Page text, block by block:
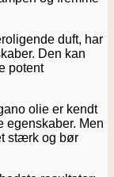
duft, har
Den kan
potent
olie er kendt
egenskaber. Men
stærk og bør